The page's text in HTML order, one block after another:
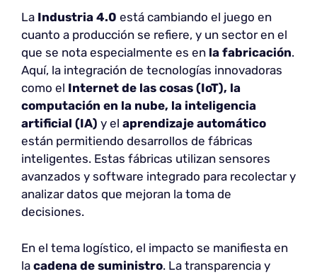
La Industria 4.0 está cambiando el juego en
cuanto a producción se refiere, y un sector en el
que se nota especialmente es en la fabricación.
Aquí, la integración de tecnologías innovadoras
como el Internet de las cosas (IoT), la
computación en la nube, la inteligencia
artificial (IA) y el aprendizaje automático
están permitiendo desarrollos de fábricas
inteligentes. Estas fábricas utilizan sensores
avanzados y software integrado para recolectar y
analizar datos que mejoran la toma de
decisiones.
En el tema logístico, el impacto se manifiesta en
la cadena de suministro. La transparencia y